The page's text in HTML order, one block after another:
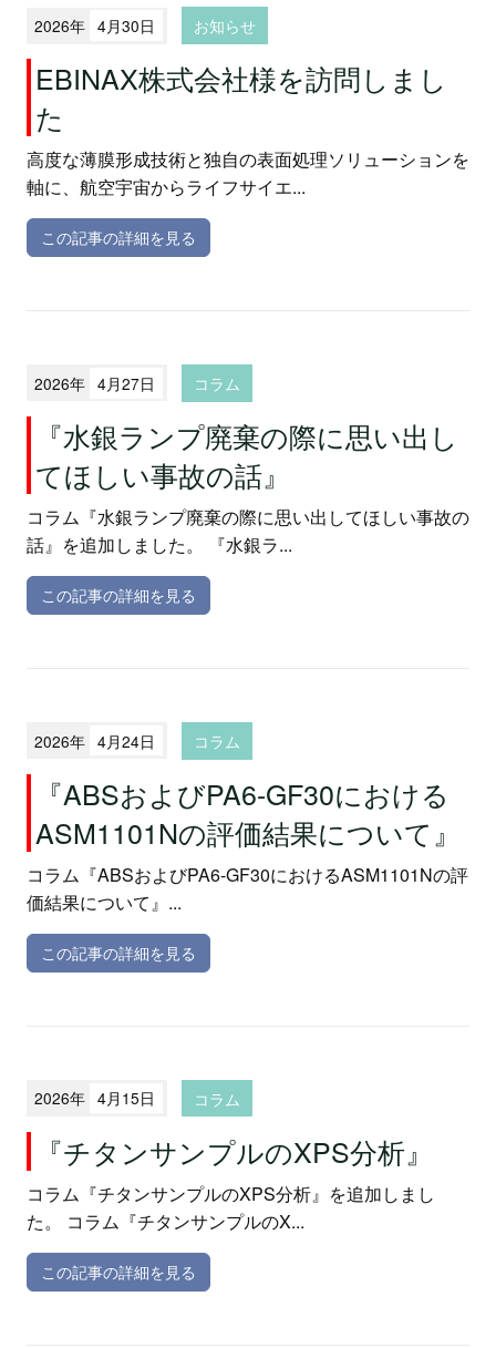
2026年 4月30日 お知らせ
EBINAX株式会社様を訪問しまし
た
高度な薄膜形成技術と独自の表面処理ソリューションを
軸に、航空宇宙からライフサイエ...
この記事の詳細を見る
2026年 4月27日 コラム
『水銀ランプ廃棄の際に思い出し
てほしい事故の話』
コラム『水銀ランプ廃棄の際に思い出してほしい事故の
話』を追加しました。 『水銀ラ...
この記事の詳細を見る
2026年 4月24日 コラム
『ABSおよびPA6-GF30における
ASM1101Nの評価結果について』
コラム『ABSおよびPA6-GF30におけるASM1101Nの評
価結果について』...
この記事の詳細を見る
2026年 4月15日 コラム
『チタンサンプルのXPS分析』
コラム『チタンサンプルのXPS分析』を追加しまし
た。 コラム『チタンサンプルのX...
この記事の詳細を見る